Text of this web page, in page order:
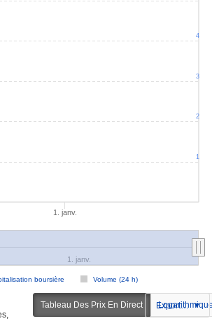
1. janv.
boursière Volume (24 h)
1. janv.
1
2
3
4
Tableau Des Prix En Direct Exportation